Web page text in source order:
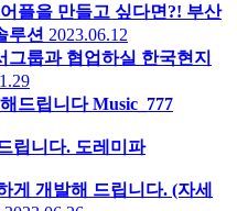
플을 만들고 싶다면?! 부산
루션 2023.06.12
그룹과 협업하실 한국현지
드립니다 Music_777
립니다. 도레미파
게 개발해 드립니다. (자세